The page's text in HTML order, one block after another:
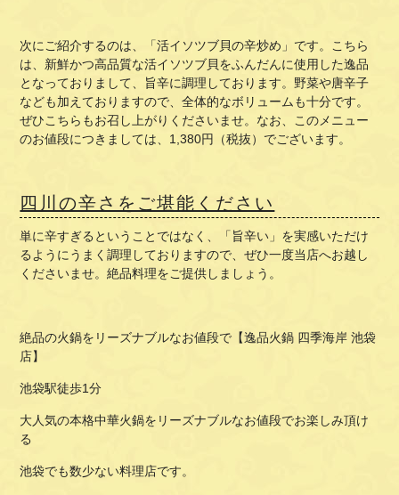
次にご紹介するのは、「活イソツブ貝の辛炒め」です。こちら
は、新鮮かつ高品質な活イソツブ貝をふんだんに使用した逸品
となっておりまして、旨辛に調理しております。野菜や唐辛子
なども加えておりますので、全体的なボリュームも十分です。
ぜひこちらもお召し上がりくださいませ。なお、このメニュー
のお値段につきましては、1,380円（税抜）でございます。
四川の辛さをご堪能ください
単に辛すぎるということではなく、「旨辛い」を実感いただけ
るようにうまく調理しておりますので、ぜひ一度当店へお越し
くださいませ。絶品料理をご提供しましょう。
絶品の火鍋をリーズナブルなお値段で【逸品火鍋 四季海岸 池袋
店】
池袋駅徒歩1分
大人気の本格中華火鍋をリーズナブルなお値段でお楽しみ頂け
る
池袋でも数少ない料理店です。